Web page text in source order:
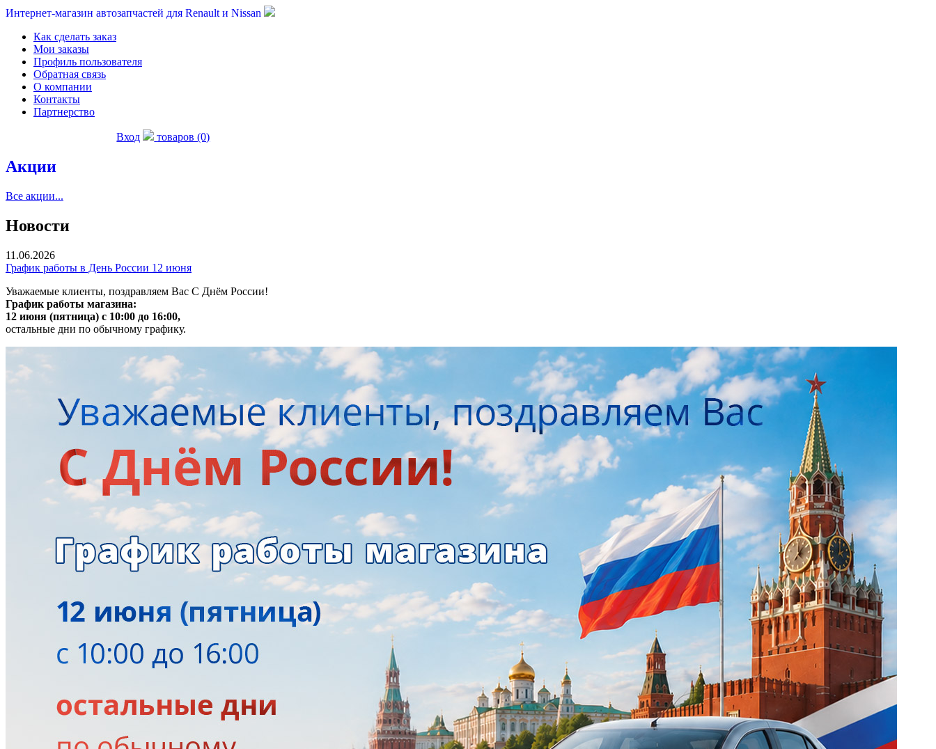
Интернет-магазин автозапчастей для Renault и Nissan
Как сделать заказ
Мои заказы
Профиль пользователя
Обратная связь
О компании
Контакты
Партнерство
Вход товаров (0)
Акции
Все акции...
Новости
11.06.2026
График работы в День России 12 июня
Уважаемые клиенты, поздравляем Вас С Днём России!
График работы магазина:
12 июня (пятница) с 10:00 до 16:00,
остальные дни по обычному графику.